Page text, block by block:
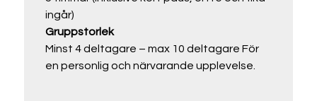
ingår)
Gruppstorlek
Minst 4 deltagare – max 10 deltagare För
en personlig och närvarande upplevelse.